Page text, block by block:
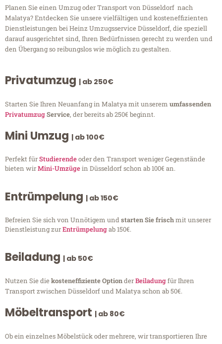
Planen Sie einen Umzug oder Transport von Düsseldorf nach
Malatya? Entdecken Sie unsere vielfältigen und kosteneffizienten
Dienstleistungen bei Heinz Umzugsservice Düsseldorf, die speziell
darauf ausgerichtet sind, Ihren Bedürfnissen gerecht zu werden und
den Übergang so reibungslos wie möglich zu gestalten.
Privatumzug | ab 250€
Starten Sie Ihren Neuanfang in Malatya mit unserem umfassenden
PrivatumzugService, der bereits ab 250€ beginnt.
Mini Umzug | ab 100€
Perfekt fürStudierendeoder den Transport weniger Gegenstände
bieten wirMini-Umzügein Düsseldorf schon ab 100€ an.
Entrümpelung | ab 150€
Befreien Sie sich von Unnötigem undstarten Sie frischmit unserer
Dienstleistung zurEntrümpelungab 150€.
Beiladung | ab 50€
Nutzen Sie diekosteneffiziente OptionderBeiladungfür Ihren
Transport zwischen Düsseldorf und Malatya schon ab 50€.
Möbeltransport | ab 80€
Ob ein einzelnes Möbelstück oder mehrere, wir transportieren Ihre